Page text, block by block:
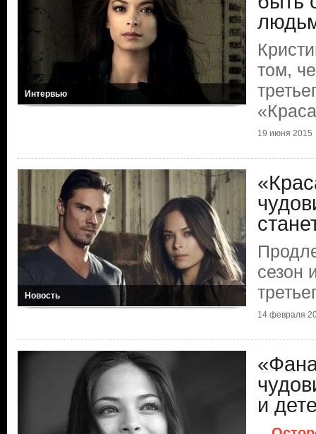
Интервью
том,
19 июня 2015
Новость
сезон
14 февраля
и